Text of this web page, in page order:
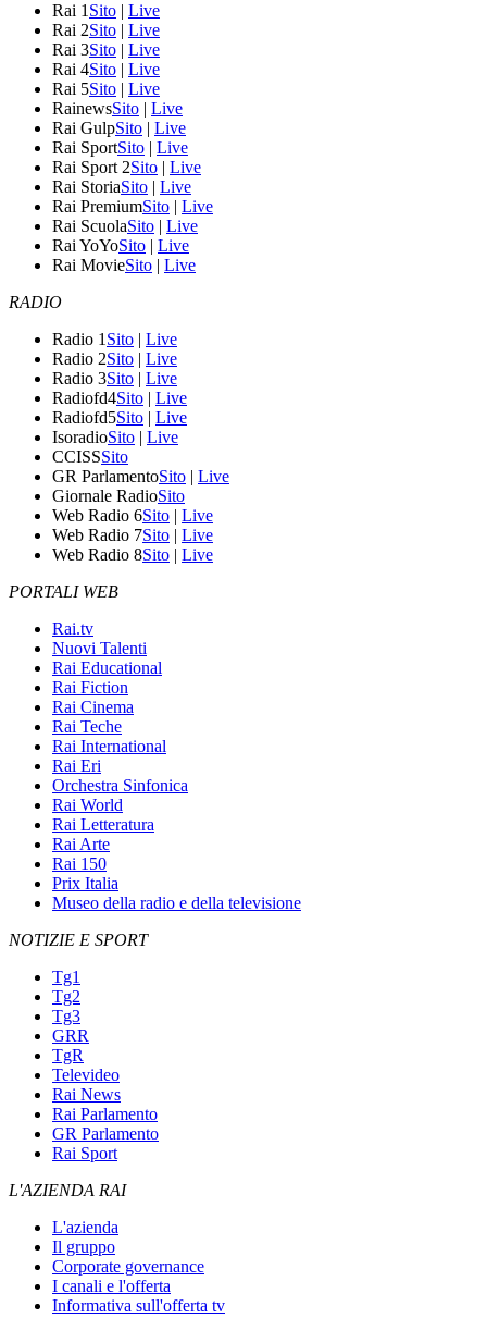
Rai 1 Sito | Live
Rai 2Sito | Live
Rai 3Sito | Live
Rai 4Sito | Live
Rai 5Sito | Live
RainewsSito | Live
Rai GulpSito | Live
Rai SportSito | Live
Rai Sport 2Sito | Live
Rai StoriaSito | Live
Rai PremiumSito | Live
Rai ScuolaSito | Live
Rai YoYoSito | Live
Rai MovieSito | Live
RADIO
Radio 1 Sito | Live
Radio 2Sito | Live
Radio 3Sito | Live
Radiofd4Sito | Live
Radiofd5Sito | Live
IsoradioSito | Live
CCISSSito
GR ParlamentoSito | Live
Giornale RadioSito
Web Radio 6Sito | Live
Web Radio 7Sito | Live
Web Radio 8Sito | Live
PORTALI WEB
Rai.tv
Nuovi Talenti
Rai Educational
Rai Fiction
Rai Cinema
Rai Teche
Rai International
Rai Eri
Orchestra Sinfonica
Rai World
Rai Letteratura
Rai Arte
Rai 150
Prix Italia
Museo della radio e della televisione
NOTIZIE E SPORT
Tg1
Tg2
Tg3
GRR
TgR
Televideo
Rai News
Rai Parlamento
GR Parlamento
Rai Sport
L'AZIENDA RAI
L'azienda
Il gruppo
Corporate governance
I canali e l'offerta
Informativa sull'offerta tv